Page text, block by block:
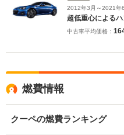
2012年3月～2021年
超低重心による
中古車平均価格：
燃費情報
クーペの燃費ランキング